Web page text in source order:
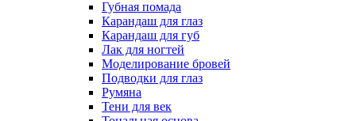
Губная помада
Карандаш для глаз
Карандаш для губ
Лак для ногтей
Моделирование бровей
Подводки для глаз
Румяна
Тени для век